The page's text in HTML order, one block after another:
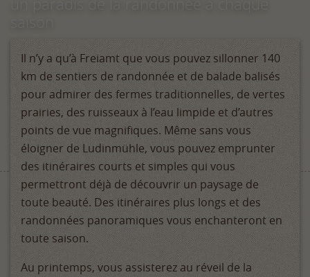
Il n’y a qu’à Freiamt que vous pouvez sillonner 140
km de sentiers de randonnée et de balade balisés
pour admirer des fermes traditionnelles, de vertes
prairies, des ruisseaux à l’eau limpide et d’autres
points de vue magnifiques. Même sans vous
éloigner de Ludinmühle, vous pouvez emprunter
des itinéraires courts et simples qui vous
permettront déjà de découvrir un paysage de
toute beauté. Des itinéraires plus longs et des
randonnées panoramiques vous enchanteront en
toute saison.
Au printemps, vous assisterez au réveil de la